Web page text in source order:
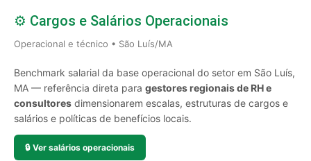
⚙️ Cargos e Salários Operacionais
Operacional e técnico • São Luís/MA
Benchmark salarial da base operacional do setor em São Luís,
MA — referência direta para gestores regionais de RH e
consultores dimensionarem escalas, estruturas de cargos e
salários e políticas de benefícios locais.
🔒 Ver salários operacionais